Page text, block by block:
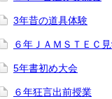
3年昔の道具体験
６年ＪＡＭＳＴＥＣ
5年書初め大会
６年狂言出前授業